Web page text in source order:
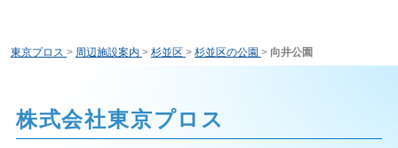
東京プロス > 周辺施設案内 > 杉並区 > 杉並区の公園 > 向井公園
株式会社東京プロス